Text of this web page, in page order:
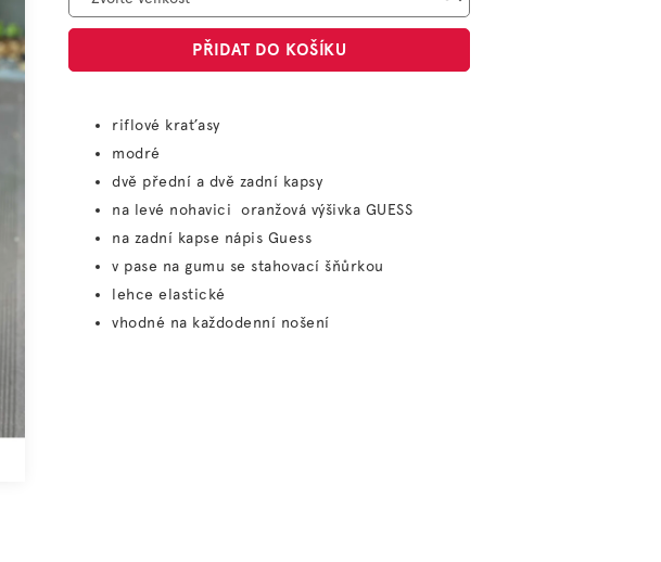
PŘIDAT DO KOŠÍKU
riflové kraťasy
modré
dvě přední a dvě zadní kapsy
na levé nohavici oranžová výšivka GUESS
na zadní kapse nápis Guess
v pase na gumu se stahovací šňůrkou
lehce elastické
vhodné na každodenní nošení